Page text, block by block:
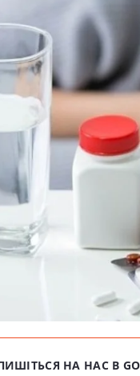
НА НАС В